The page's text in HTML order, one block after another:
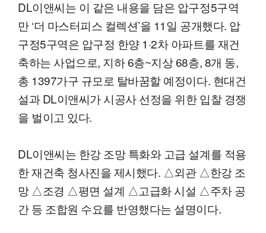
DL이앤씨는 이 같은 내용을 담은 압구정5구역
만 ‘더 마스터피스 컬렉션’을 11일 공개했다. 압
구정5구역은 압구정 한양 1·2차 아파트를 재건
축하는 사업으로, 지하 6층~지상 68층, 8개 동,
총 1397가구 규모로 탈바꿈할 예정이다. 현대건
설과 DL이앤씨가 시공사 선정을 위한 입찰 경쟁
을 벌이고 있다.
DL이앤씨는 한강 조망 특화와 고급 설계를 적용
한 재건축 청사진을 제시했다. △외관 △한강 조
망 △조경 △평면 설계 △고급화 시설 △주차 공
간 등 조합원 수요를 반영했다는 설명이다.